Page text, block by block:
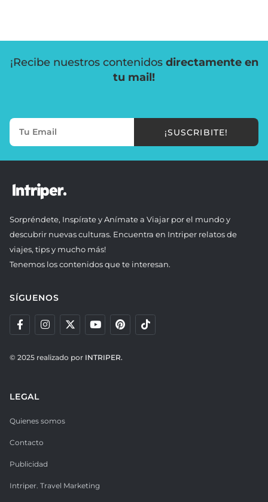
¡Recibe nuestros contenidos directamente en
tu mail!
¡SUSCRIBITE!
Sorpréndete, Inspírate y Anímate a Viajar por el mundo y
descubrir nuevas culturas. Encuentra en Intriper relatos de
viajes, tips y mucho más!
Tenemos los contenidos que te interesan.
SÍGUENOS
© 2025 realizado por INTRIPER.
LEGAL
Quienes somos
Contacto
Publicidad
Intriper. Travel Marketing